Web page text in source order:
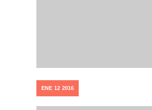
ENE 12 2016